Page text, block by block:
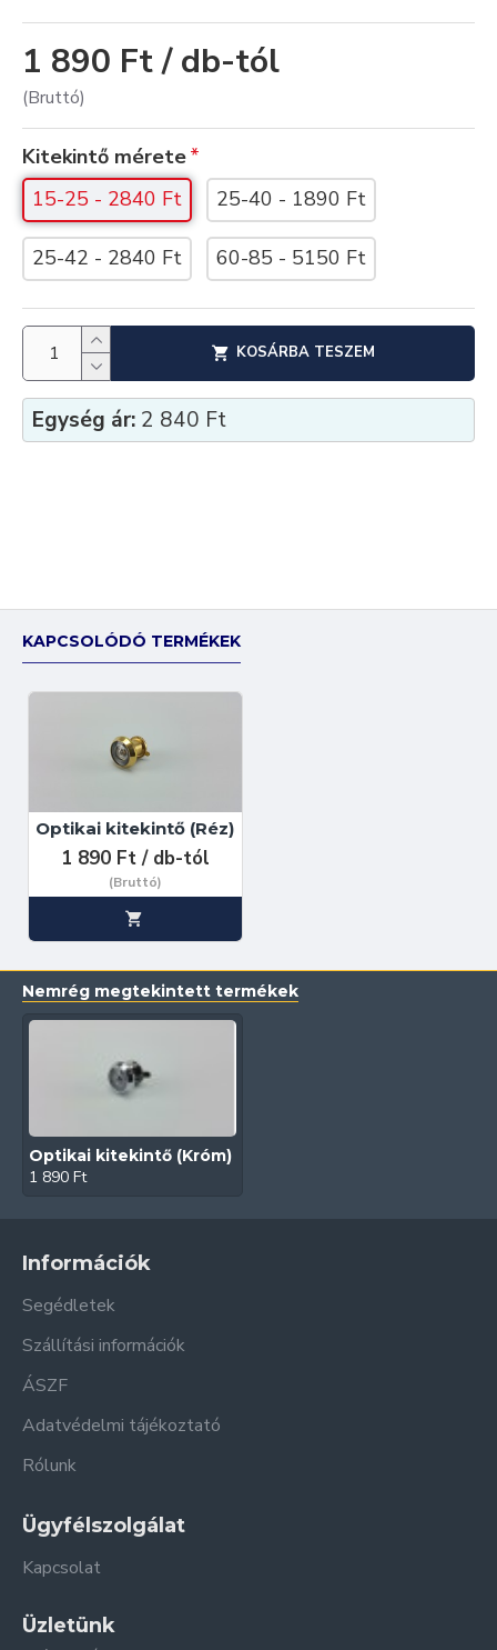
1 890 Ft / db-tól
(Bruttó)
Kitekintő mérete
15-25 - 2840 Ft
25-40 - 1890 Ft
25-42 - 2840 Ft 60-85 - 5150 Ft
KOSÁRBA TESZEM
Egység ár: 2 840 Ft
KAPCSOLÓDÓ TERMÉKEK
Optikai kitekintő (Réz)
1 890 Ft / db-tól
(Bruttó)
Nemrég megtekintett termékek
Optikai kitekintő (Króm)
1 890 Ft
Információk
Segédletek
Szállítási információk
ÁSZF
Adatvédelmi tájékoztató
Rólunk
Ügyfélszolgálat
Kapcsolat
Üzletünk